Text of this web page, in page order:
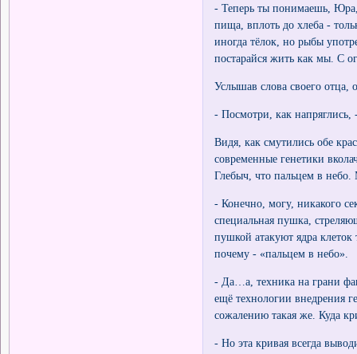
- Теперь ты понимаешь,
пища, вплоть до хлеба -
иногда тёлок, но рыбы
постарайся жить как мы. С
Услышав слова своего отца,
- Посмотри, как напряглись,
Видя, как смутились обе
современные генетики
Глебыч, что пальцем в
- Конечно, могу, никакого
специальная пушка,
пушкой атакуют ядра
почему - «пальцем в небо».
- Да…а, техника на грани
ещё технологии внедрения
сожалению такая же. Куда
- Но эта кривая всегда